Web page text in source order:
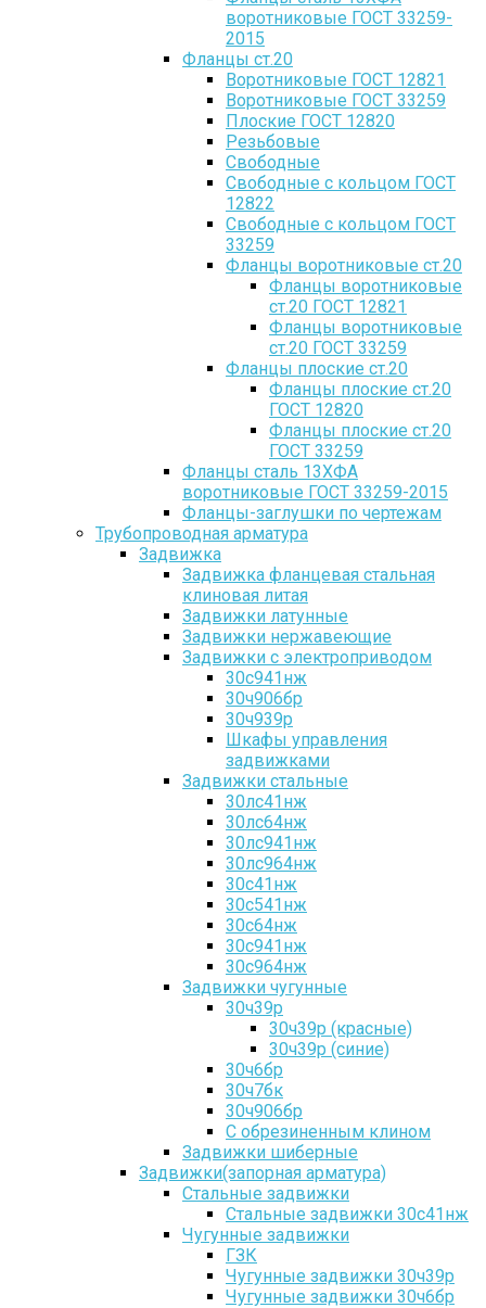
воротниковые ГОСТ 33259-
2015
Фланцы ст.20
Воротниковые ГОСТ 12821
Воротниковые ГОСТ 33259
Плоские ГОСТ 12820
Резьбовые
Свободные
Свободные с кольцом ГОСТ
12822
Свободные с кольцом ГОСТ
33259
Фланцы воротниковые ст.20
Фланцы воротниковые
ст.20 ГОСТ 12821
Фланцы воротниковые
ст.20 ГОСТ 33259
Фланцы плоские ст.20
Фланцы плоские ст.20
ГОСТ 12820
Фланцы плоские ст.20
ГОСТ 33259
Фланцы сталь 13ХФА
воротниковые ГОСТ 33259-2015
Фланцы-заглушки по чертежам
Трубопроводная арматура
Задвижка
Задвижка фланцевая стальная
клиновая литая
Задвижки латунные
Задвижки нержавеющие
Задвижки с электроприводом
30с941нж
30ч906бр
30ч939р
Шкафы управления
задвижками
Задвижки стальные
30лс41нж
30лс64нж
30лс941нж
30лс964нж
30с41нж
30с541нж
30с64нж
30с941нж
30с964нж
Задвижки чугунные
30ч39р
30ч39р (красные)
30ч39р (синие)
30ч6бр
30ч7бк
30ч906бр
С обрезиненным клином
Задвижки шиберные
Задвижки(запорная арматура)
Стальные задвижки
Стальные задвижки 30с41нж
Чугунные задвижки
ГЗК
Чугунные задвижки 30ч39р
Чугунные задвижки 30ч6бр